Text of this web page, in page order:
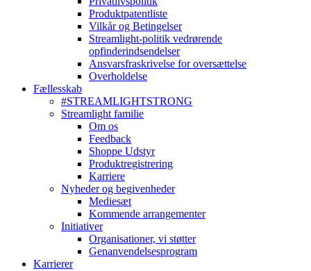
Produktpatentliste
Vilkår og Betingelser
Streamlight-politik vedrørende
opfinderindsendelser
Ansvarsfraskrivelse for oversættelse
Overholdelse
Fællesskab
#STREAMLIGHTSTRONG
Streamlight familie
Om os
Feedback
Shoppe Udstyr
Produktregistrering
Karriere
Nyheder og begivenheder
Mediesæt
Kommende arrangementer
Initiativer
Organisationer, vi støtter
Genanvendelsesprogram
Karrierer